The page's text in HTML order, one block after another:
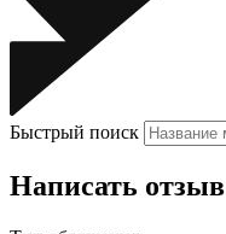
Быстрый поиск
Написать отзыв